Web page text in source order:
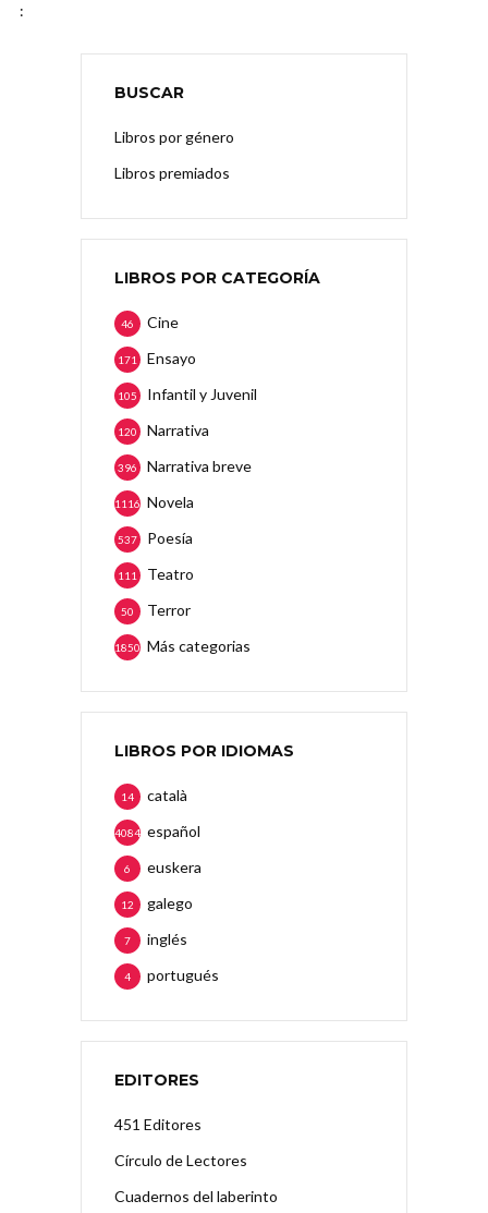
:
BUSCAR
Libros por género
Libros premiados
LIBROS POR CATEGORÍA
Cine
46
Ensayo
171
Infantil y Juvenil
105
Narrativa
120
Narrativa breve
396
Novela
1116
Poesía
537
Teatro
111
Terror
50
Más categorias
1850
LIBROS POR IDIOMAS
català
14
español
4084
euskera
6
galego
12
inglés
7
portugués
4
EDITORES
451 Editores
Círculo de Lectores
Cuadernos del laberinto